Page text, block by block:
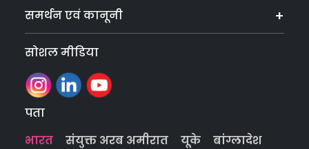
समर्थन एवं कानूनी
सोशल मीडिया
पता
भारत
संयुक्त अरब अमीरात यूके बांग्लादेश